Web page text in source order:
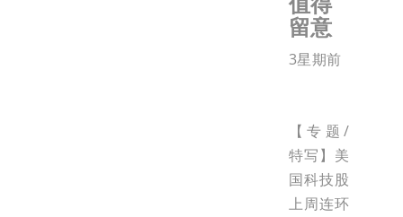
留意
3星期前
【专题/
特写】美
国科技股
上周连环